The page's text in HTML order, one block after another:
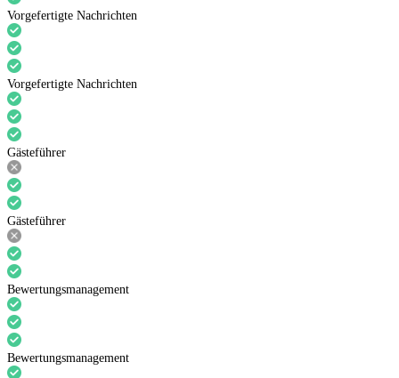
Vorgefertigte Nachrichten
Vorgefertigte Nachrichten
Gästeführer
Gästeführer
Bewertungsmanagement
Bewertungsmanagement